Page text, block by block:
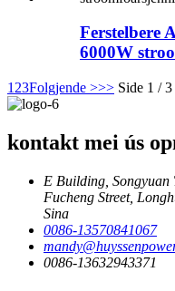
Ferstelbere
6000W
1 23Folgjende >>> Side 1 / 3
kontakt mei ús
E Building, Songyuan
Fucheng Street,
Sina
0086-13570841067
0086-13632943371